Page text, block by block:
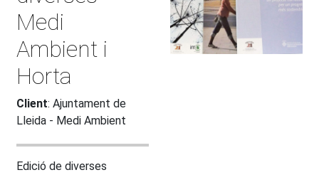
Medi
Ambient i
Horta
Client: Ajuntament de
Lleida - Medi Ambient
Edició de diverses